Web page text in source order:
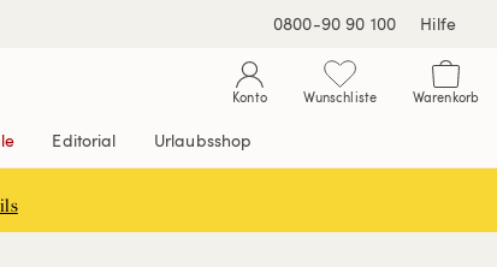
0800-90 90 100 Hilfe
Konto Wunschliste Warenkorb
Editorial Urlaubsshop